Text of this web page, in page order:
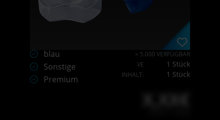
blau
Sonstige
Premium
> 5.000 VERFÜGBAR
VE
1 Stück
INHALT: 1 Stück
X,XX€